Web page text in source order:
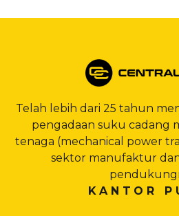
Telah lebih dari 25 tahun
pengadaan suku cadang
tenaga (mechanical power
sektor manufaktur
KANTOR